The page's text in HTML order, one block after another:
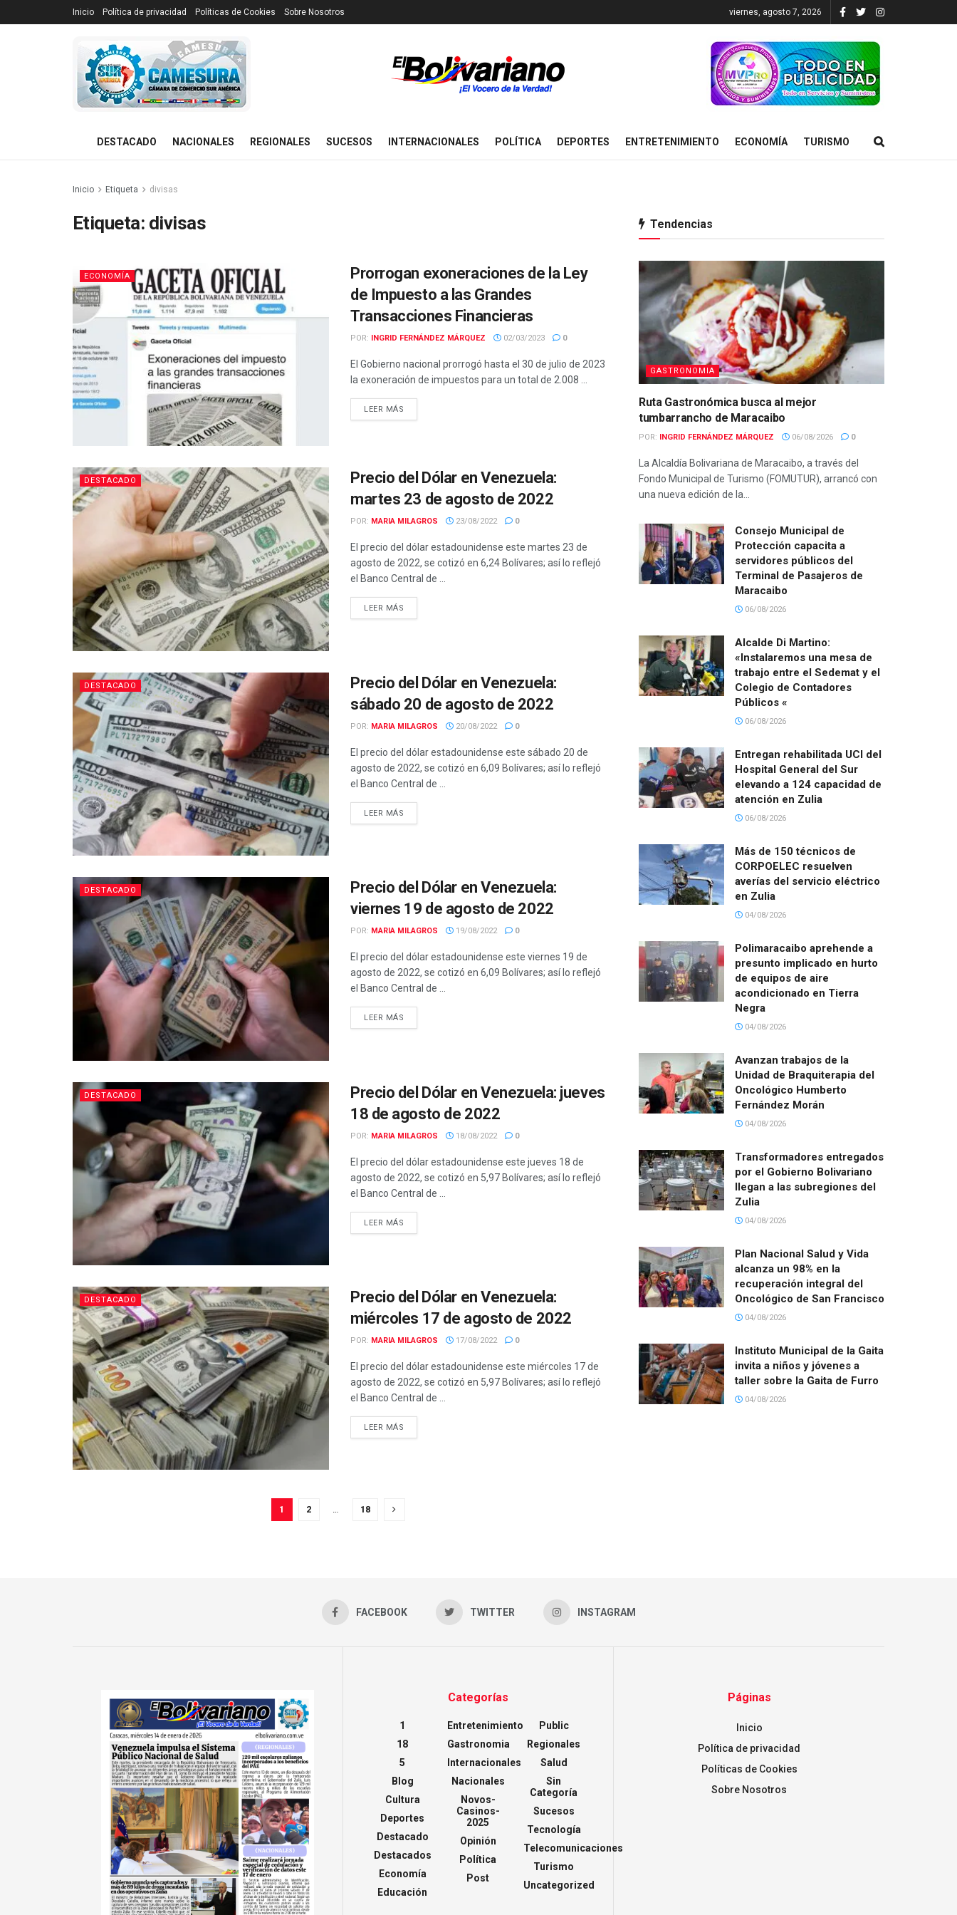
Inicio Política de privacidad Políticas de Cookies Sobre Nosotros viernes, agosto 7, 2026
DESTACADO NACIONALES REGIONALES SUCESOS INTERNACIONALES POLÍTICA DEPORTES ENTRETENIMIENTO ECONOMÍA TURISMO
Inicio Etiqueta divisas
Etiqueta: divisas
ECONOMÍA
Prorrogan exoneraciones de la Ley
de Impuesto a las Grandes
Transacciones Financieras
POR: INGRID FERNÁNDEZ MÁRQUEZ 02/03/2023 0
El Gobierno nacional prorrogó hasta el 30 de julio de 2023
la exoneración de impuestos para un total de 2.008 ...
LEER MÁS
DESTACADO
Precio del Dólar en Venezuela:
martes 23 de agosto de 2022
POR: MARIA MILAGROS 23/08/2022 0
El precio del dólar estadounidense este martes 23 de
agosto de 2022, se cotizó en 6,24 Bolívares; así lo reflejó
el Banco Central de ...
LEER MÁS
DESTACADO
Precio del Dólar en Venezuela:
sábado 20 de agosto de 2022
POR: MARIA MILAGROS 20/08/2022 0
El precio del dólar estadounidense este sábado 20 de
agosto de 2022, se cotizó en 6,09 Bolívares; así lo reflejó
el Banco Central de ...
LEER MÁS
DESTACADO
Precio del Dólar en Venezuela:
viernes 19 de agosto de 2022
POR: MARIA MILAGROS 19/08/2022 0
El precio del dólar estadounidense este viernes 19 de
agosto de 2022, se cotizó en 6,09 Bolívares; así lo reflejó
el Banco Central de ...
LEER MÁS
DESTACADO
Precio del Dólar en Venezuela: jueves
18 de agosto de 2022
POR: MARIA MILAGROS 18/08/2022 0
El precio del dólar estadounidense este jueves 18 de
agosto de 2022, se cotizó en 5,97 Bolívares; así lo reflejó
el Banco Central de ...
LEER MÁS
DESTACADO
Precio del Dólar en Venezuela:
miércoles 17 de agosto de 2022
POR: MARIA MILAGROS 17/08/2022 0
El precio del dólar estadounidense este miércoles 17 de
agosto de 2022, se cotizó en 5,97 Bolívares; así lo reflejó
el Banco Central de ...
LEER MÁS
1 2 … 18
Tendencias
GASTRONOMIA
Ruta Gastronómica busca al mejor
tumbarrancho de Maracaibo
POR: INGRID FERNÁNDEZ MÁRQUEZ 06/08/2026 0
La Alcaldía Bolivariana de Maracaibo, a través del
Fondo Municipal de Turismo (FOMUTUR), arrancó con
una nueva edición de la...
Consejo Municipal de
Protección capacita a
servidores públicos del
Terminal de Pasajeros de
Maracaibo
06/08/2026
Alcalde Di Martino:
«Instalaremos una mesa de
trabajo entre el Sedemat y el
Colegio de Contadores
Públicos «
06/08/2026
Entregan rehabilitada UCI del
Hospital General del Sur
elevando a 124 capacidad de
atención en Zulia
06/08/2026
Más de 150 técnicos de
CORPOELEC resuelven
averías del servicio eléctrico
en Zulia
04/08/2026
Polimaracaibo aprehende a
presunto implicado en hurto
de equipos de aire
acondicionado en Tierra
Negra
04/08/2026
Avanzan trabajos de la
Unidad de Braquiterapia del
Oncológico Humberto
Fernández Morán
04/08/2026
Transformadores entregados
por el Gobierno Bolivariano
llegan a las subregiones del
Zulia
04/08/2026
Plan Nacional Salud y Vida
alcanza un 98% en la
recuperación integral del
Oncológico de San Francisco
04/08/2026
Instituto Municipal de la Gaita
invita a niños y jóvenes a
taller sobre la Gaita de Furro
04/08/2026
FACEBOOK TWITTER INSTAGRAM
Categorías
1
18
5
Blog
Cultura
Deportes
Destacado
Destacados
Economía
Educación
Entretenimiento
Gastronomia
Internacionales
Nacionales
Novos-
Casinos-
2025
Opinión
Política
Post
Public
Regionales
Salud
Sin
Categoría
Sucesos
Tecnología
Telecomunicaciones
Turismo
Uncategorized
Páginas
Inicio
Política de privacidad
Políticas de Cookies
Sobre Nosotros